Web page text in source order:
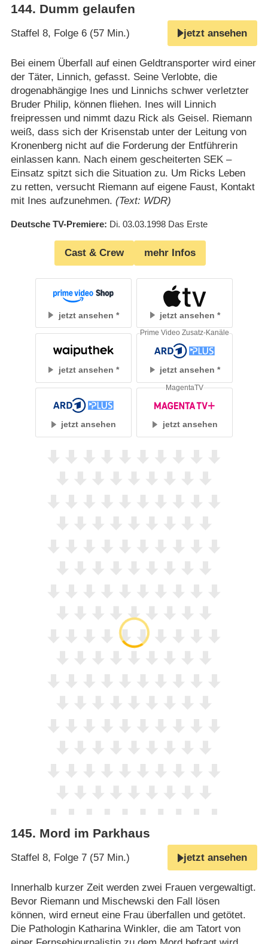
144. Dumm gelaufen
Staffel 8, Folge 6 (57 Min.) jetzt ansehen
Bei einem Überfall auf einen Geldtransporter wird einer
der Täter, Linnich, gefasst. Seine Verlobte, die
drogenabhängige Ines und Linnichs schwer verletzter
Bruder Philip, können fliehen. Ines will Linnich
freipressen und nimmt dazu Rick als Geisel. Riemann
weiß, dass sich der Krisenstab unter der Leitung von
Kronenberg nicht auf die Forderung der Entführerin
einlassen kann. Nach einem gescheiterten SEK –
Einsatz spitzt sich die Situation zu. Um Ricks Leben
zu retten, versucht Riemann auf eigene Faust, Kontakt
mit Ines aufzunehmen. (Text: WDR)
Deutsche TV-Premiere Di. 03.03.1998 Das Erste
Cast & Crew mehr Infos
jetzt ansehen jetzt ansehen
jetzt ansehen jetzt ansehen
Prime Video Zusatz-Kanäle
jetzt ansehen jetzt ansehen
MagentaTV
145. Mord im Parkhaus
Staffel 8, Folge 7 (57 Min.) jetzt ansehen
Innerhalb kurzer Zeit werden zwei Frauen vergewaltigt.
Bevor Riemann und Mischewski den Fall lösen
können, wird erneut eine Frau überfallen und getötet.
Die Pathologin Katharina Winkler, die am Tatort von